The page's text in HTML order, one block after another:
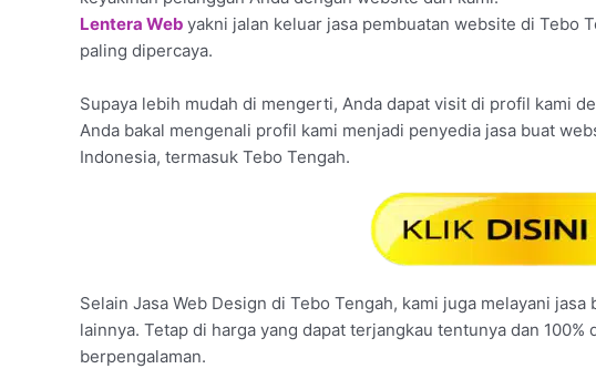
Lentera Web yakni jalan keluar jasa pembuatan website di Tebo
paling dipercaya.
Supaya lebih mudah di mengerti, Anda dapat visit di profil kami
Anda bakal mengenali profil kami menjadi penyedia jasa buat
Indonesia, termasuk Tebo Tengah.
Selain Jasa Web Design di Tebo Tengah, kami juga melayani
lainnya. Tetap di harga yang dapat terjangkau tentunya dan
berpengalaman.